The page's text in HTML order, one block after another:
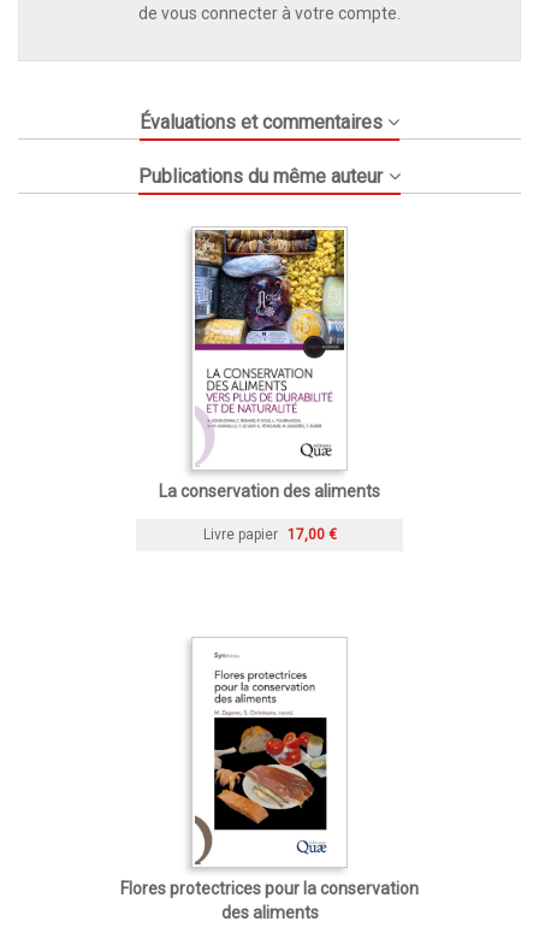
de vous connecter à votre compte.
Évaluations et commentaires
Publications du même auteur
La conservation des aliments
Livre papier 17,00 €
Flores protectrices pour la conservation
des aliments